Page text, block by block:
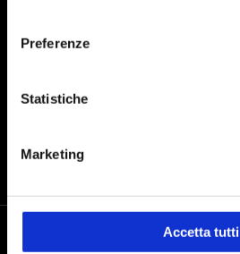
Preferenze
Statistiche
Marketing
Accetta tutti